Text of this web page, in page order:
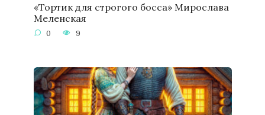
«Тортик для строгого босса» Мирослава
Меленская
0 9